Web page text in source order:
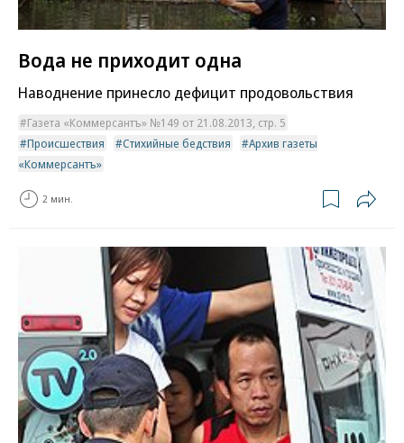
Вода не приходит одна
Наводнение принесло дефицит продовольствия
Газета «Коммерсантъ» №149 от 21.08.2013, стр. 5
Происшествия
Стихийные бедствия
Архив газеты
«Коммерсантъ»
2 мин.